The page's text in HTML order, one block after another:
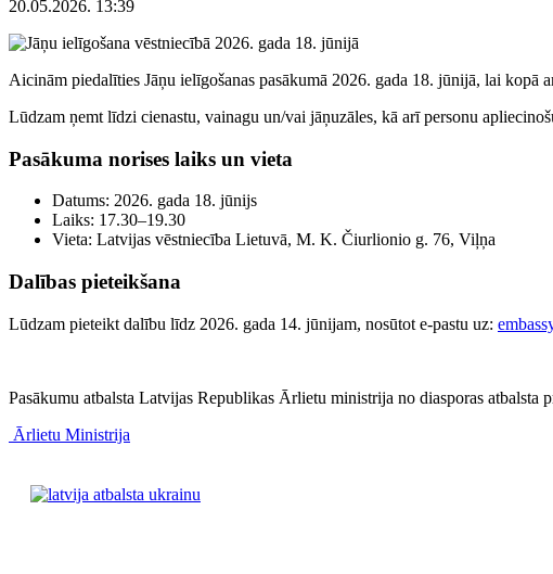
20.05.2026. 13:39
Aicinām piedalīties Jāņu ielīgošanas pasākumā 2026. gada 18. jūnijā, lai
Lūdzam ņemt līdzi cienastu, vainagu un/vai jāņuzāles, kā arī personu
Pasākuma norises laiks un vieta
Datums: 2026. gada 18. jūnijs
Laiks: 17.30–19.30
Vieta: Latvijas vēstniecība Lietuvā, M. K. Čiurlionio g. 76, Viļņa
Dalības pieteikšana
Lūdzam pieteikt dalību līdz 2026. gada 14. jūnijam, nosūtot e‑pastu uz:
Pasākumu atbalsta Latvijas Republikas Ārlietu ministrija no diasporas atbalsta
Ārlietu Ministrija